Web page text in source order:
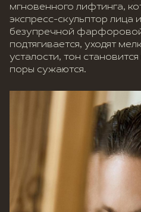
мгновенного лифтинга,
экспресс-скульптор лица
безупречной
подтягивается, уходят
усталости, тон
поры сужаются.